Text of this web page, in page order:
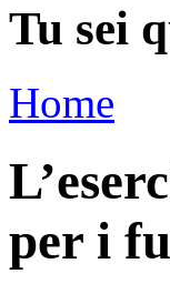
Tu sei
Home
per i